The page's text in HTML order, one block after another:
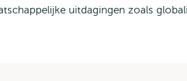
uitdagingen zoals